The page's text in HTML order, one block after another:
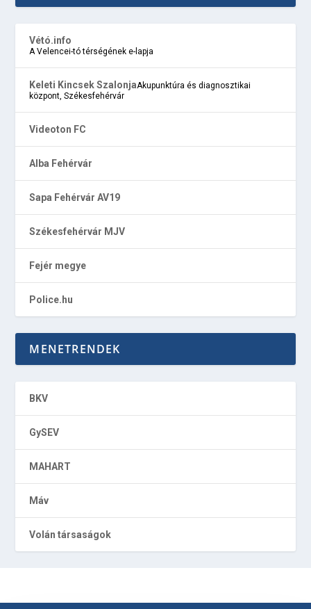
Vétó.info
A Velencei-tó térségének e-lapja
Keleti Kincsek SzalonjaAkupunktúra és diagnosztikai
központ, Székesfehérvár
Videoton FC
Alba Fehérvár
Sapa Fehérvár AV19
Székesfehérvár MJV
Fejér megye
Police.hu
MENETRENDEK
BKV
GySEV
MAHART
Máv
Volán társaságok